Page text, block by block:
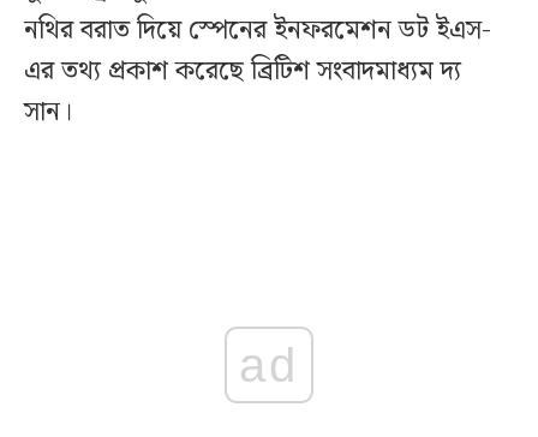
নথির বরাত দিয়ে স্পেনের ইনফরমেশন ডট ইএস-
এর তথ্য প্রকাশ করেছে ব্রিটিশ সংবাদমাধ্যম দ্য
সান।
ad